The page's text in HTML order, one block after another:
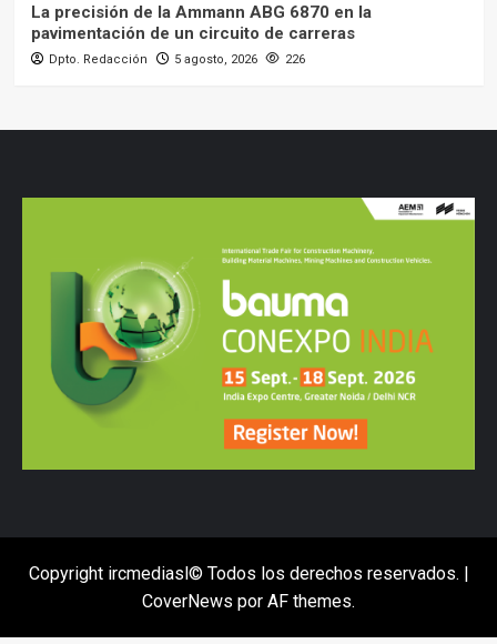
La precisión de la Ammann ABG 6870 en la
pavimentación de un circuito de carreras
Dpto. Redacción 5 agosto, 2026 226
Copyright ircmediasl© Todos los derechos reservados. |
CoverNews por AF themes.